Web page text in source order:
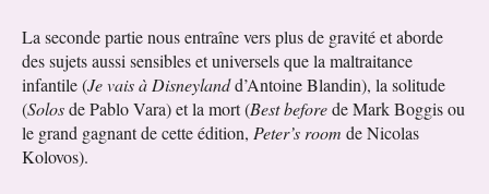
La seconde partie nous entraîne vers plus de gravité et aborde
des sujets aussi sensibles et universels que la maltraitance
infantile (Je vais à Disneylandd’Antoine Blandin), la solitude
(Solosde Pablo Vara) et la mort (Best beforede Mark Boggis ou
le grand gagnant de cette édition, Peter’s room de Nicolas
Kolovos).